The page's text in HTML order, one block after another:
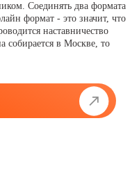
Соединять два формата
формат - это значит, что
наставничество
собирается в Москве, то